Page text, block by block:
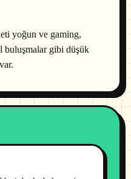
yoğun ve gaming,
buluşmalar gibi düşük